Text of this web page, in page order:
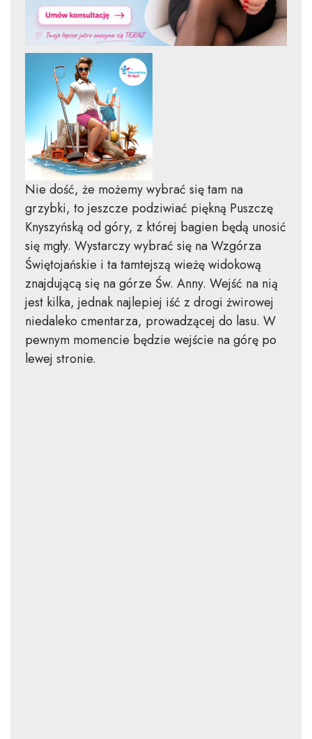
Nie dość, że możemy wybrać się tam na
grzybki, to jeszcze podziwiać piękną Puszczę
Knyszyńską od góry, z której bagien będą unosić
się mgły. Wystarczy wybrać się na Wzgórza
Świętojańskie i ta tamtejszą wieżę widokową
znajdującą się na górze Św. Anny. Wejść na nią
jest kilka, jednak najlepiej iść z drogi żwirowej
niedaleko cmentarza, prowadzącej do lasu. W
pewnym momencie będzie wejście na górę po
lewej stronie.